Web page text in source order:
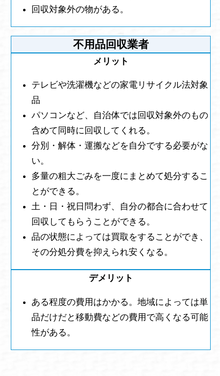
回収対象外の物がある。
不用品回収業者
テレビや洗濯機などの家電リサイクル法対象
品
パソコンなど、自治体では回収対象外のもの
含めて同時に回収してくれる。
分別・解体・運搬などを自分でする必要がな
い。
多量の粗大ごみを一度にまとめて処分するこ
とができる。
土・日・祝日問わず、自分の都合に合わせて
回収してもらうことができる。
品の状態によっては買取をすることができ、
その分処分費を抑えられ安くなる。
ある程度の費用はかかる。地域によっては単
品だけだと移動費などの費用で高くなる可能
性がある。